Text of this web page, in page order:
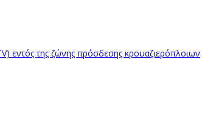
εντός της ζώνης πρόσδεσης κρουαζιερόπλοιων